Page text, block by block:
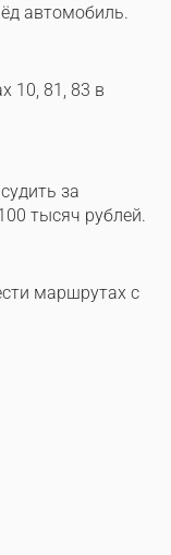
автомобиль.
10, 81, 83 в
за
тысяч рублей.
маршрутах с